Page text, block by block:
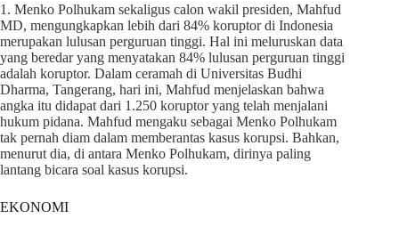
1. Menko Polhukam sekaligus calon wakil presiden, Mahfud
MD, mengungkapkan lebih dari 84% koruptor di Indonesia
merupakan lulusan perguruan tinggi. Hal ini meluruskan data
yang beredar yang menyatakan 84% lulusan perguruan tinggi
adalah koruptor. Dalam ceramah di Universitas Budhi
Dharma, Tangerang, hari ini, Mahfud menjelaskan bahwa
angka itu didapat dari 1.250 koruptor yang telah menjalani
hukum pidana. Mahfud mengaku sebagai Menko Polhukam
tak pernah diam dalam memberantas kasus korupsi. Bahkan,
menurut dia, di antara Menko Polhukam, dirinya paling
lantang bicara soal kasus korupsi.
EKONOMI